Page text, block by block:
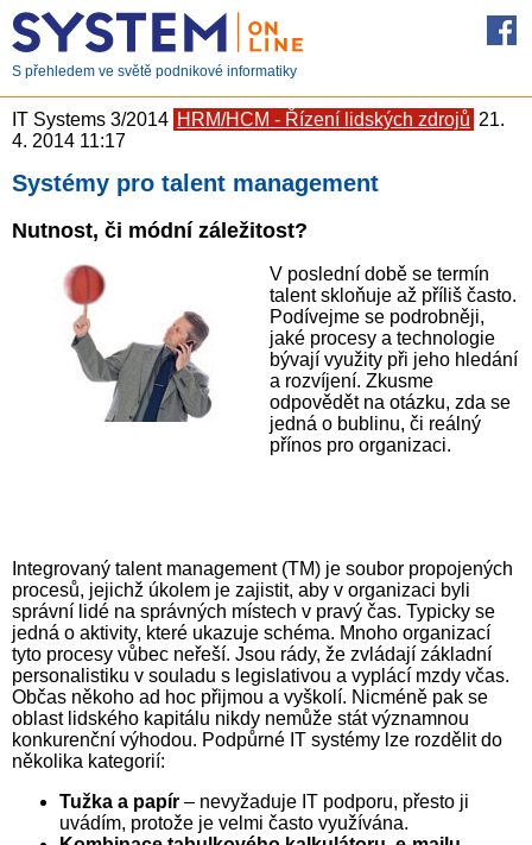
S přehledem ve světě podnikové informatiky
IT Systems 3/2014 HRM/HCM - Řízení lidských zdrojů 21.
4. 2014 11:17
Systémy pro talent management
Nutnost, či módní záležitost?
V poslední době se termín
talent skloňuje až příliš často.
Podívejme se podrobněji,
jaké procesy a technologie
bývají využity při jeho hledání
a rozvíjení. Zkusme
odpovědět na otázku, zda se
jedná o bublinu, či reálný
přínos pro organizaci.
Integrovaný talent management (TM) je soubor propojených
procesů, jejichž úkolem je zajistit, aby v organizaci byli
správní lidé na správných místech v pravý čas. Typicky se
jedná o aktivity, které ukazuje schéma. Mnoho organizací
tyto procesy vůbec neřeší. Jsou rády, že zvládají základní
personalistiku v souladu s legislativou a vyplácí mzdy včas.
Občas někoho ad hoc přijmou a vyškolí. Nicméně pak se
oblast lidského kapitálu nikdy nemůže stát významnou
konkurenční výhodou. Podpůrné IT systémy lze rozdělit do
několika kategorií:
Tužka a papír – nevyžaduje IT podporu, přesto ji
uvádím, protože je velmi často využívána.